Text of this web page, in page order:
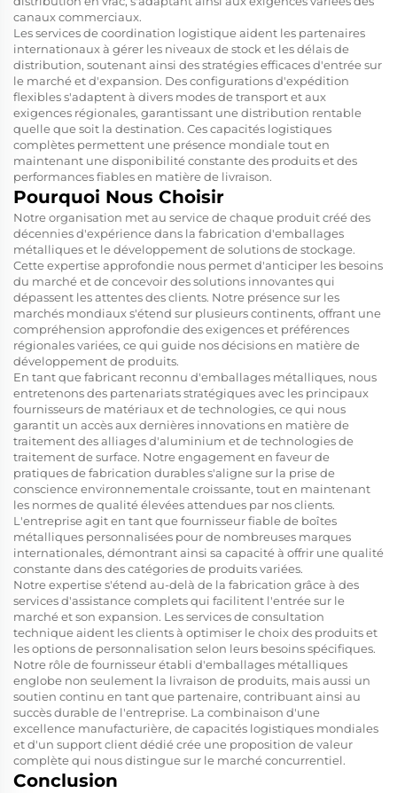
canaux commerciaux.
Les services de coordination logistique aident les partenaires
internationaux à gérer les niveaux de stock et les délais de
distribution, soutenant ainsi des stratégies efficaces d'entrée sur
le marché et d'expansion. Des configurations d'expédition
flexibles s'adaptent à divers modes de transport et aux
exigences régionales, garantissant une distribution rentable
quelle que soit la destination. Ces capacités logistiques
complètes permettent une présence mondiale tout en
maintenant une disponibilité constante des produits et des
performances fiables en matière de livraison.
Pourquoi Nous Choisir
Notre organisation met au service de chaque produit créé des
décennies d'expérience dans la fabrication d'emballages
métalliques et le développement de solutions de stockage.
Cette expertise approfondie nous permet d'anticiper les besoins
du marché et de concevoir des solutions innovantes qui
dépassent les attentes des clients. Notre présence sur les
marchés mondiaux s'étend sur plusieurs continents, offrant une
compréhension approfondie des exigences et préférences
régionales variées, ce qui guide nos décisions en matière de
développement de produits.
En tant que fabricant reconnu d'emballages métalliques, nous
entretenons des partenariats stratégiques avec les principaux
fournisseurs de matériaux et de technologies, ce qui nous
garantit un accès aux dernières innovations en matière de
traitement des alliages d'aluminium et de technologies de
traitement de surface. Notre engagement en faveur de
pratiques de fabrication durables s'aligne sur la prise de
conscience environnementale croissante, tout en maintenant
les normes de qualité élevées attendues par nos clients.
L'entreprise agit en tant que fournisseur fiable de boîtes
métalliques personnalisées pour de nombreuses marques
internationales, démontrant ainsi sa capacité à offrir une qualité
constante dans des catégories de produits variées.
Notre expertise s'étend au-delà de la fabrication grâce à des
services d'assistance complets qui facilitent l'entrée sur le
marché et son expansion. Les services de consultation
technique aident les clients à optimiser le choix des produits et
les options de personnalisation selon leurs besoins spécifiques.
Notre rôle de fournisseur établi d'emballages métalliques
englobe non seulement la livraison de produits, mais aussi un
soutien continu en tant que partenaire, contribuant ainsi au
succès durable de l'entreprise. La combinaison d'une
excellence manufacturière, de capacités logistiques mondiales
et d'un support client dédié crée une proposition de valeur
complète qui nous distingue sur le marché concurrentiel.
Conclusion